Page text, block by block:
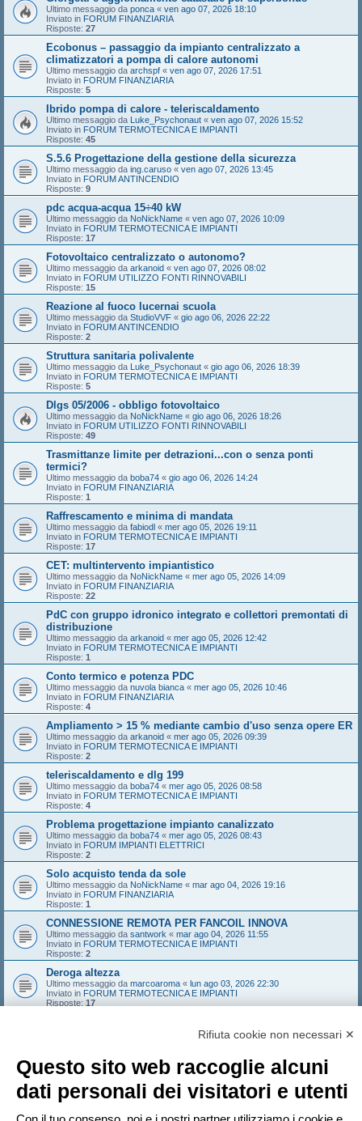
Ultimo messaggio da ponca « ven ago 07, 2026 18:10
Inviato in FORUM FINANZIARIA
Risposte: 27
Ecobonus – passaggio da impianto centralizzato a
climatizzatori a pompa di calore autonomi
Ultimo messaggio da archspf « ven ago 07, 2026 17:51
Inviato in FORUM FINANZIARIA
Risposte: 5
Ibrido pompa di calore - teleriscaldamento
Ultimo messaggio da Luke_Psychonaut « ven ago 07, 2026 15:52
Inviato in FORUM TERMOTECNICA E IMPIANTI
Risposte: 45
S.5.6 Progettazione della gestione della sicurezza
Ultimo messaggio da ing.caruso « ven ago 07, 2026 13:45
Inviato in FORUM ANTINCENDIO
Risposte: 9
pdc acqua-acqua 15÷40 kW
Ultimo messaggio da NoNickName « ven ago 07, 2026 10:09
Inviato in FORUM TERMOTECNICA E IMPIANTI
Risposte: 17
Fotovoltaico centralizzato o autonomo?
Ultimo messaggio da arkanoid « ven ago 07, 2026 08:02
Inviato in FORUM UTILIZZO FONTI RINNOVABILI
Risposte: 15
Reazione al fuoco lucernai scuola
Ultimo messaggio da StudioVVF « gio ago 06, 2026 22:22
Inviato in FORUM ANTINCENDIO
Risposte: 2
Struttura sanitaria polivalente
Ultimo messaggio da Luke_Psychonaut « gio ago 06, 2026 18:39
Inviato in FORUM TERMOTECNICA E IMPIANTI
Risposte: 5
Dlgs 05/2006 - obbligo fotovoltaico
Ultimo messaggio da NoNickName « gio ago 06, 2026 18:26
Inviato in FORUM UTILIZZO FONTI RINNOVABILI
Risposte: 49
Trasmittanze limite per detrazioni...con o senza ponti
termici?
Ultimo messaggio da boba74 « gio ago 06, 2026 14:24
Inviato in FORUM FINANZIARIA
Risposte: 1
Raffrescamento e minima di mandata
Ultimo messaggio da fabiodl « mer ago 05, 2026 19:11
Inviato in FORUM TERMOTECNICA E IMPIANTI
Risposte: 17
CET: multintervento impiantistico
Ultimo messaggio da NoNickName « mer ago 05, 2026 14:09
Inviato in FORUM FINANZIARIA
Risposte: 22
PdC con gruppo idronico integrato e collettori premontati di
distribuzione
Ultimo messaggio da arkanoid « mer ago 05, 2026 12:42
Inviato in FORUM TERMOTECNICA E IMPIANTI
Risposte: 1
Conto termico e potenza PDC
Ultimo messaggio da nuvola bianca « mer ago 05, 2026 10:46
Inviato in FORUM FINANZIARIA
Risposte: 4
Ampliamento > 15 % mediante cambio d'uso senza opere ER
Ultimo messaggio da arkanoid « mer ago 05, 2026 09:39
Inviato in FORUM TERMOTECNICA E IMPIANTI
Risposte: 2
teleriscaldamento e dlg 199
Ultimo messaggio da boba74 « mer ago 05, 2026 08:58
Inviato in FORUM TERMOTECNICA E IMPIANTI
Risposte: 4
Problema progettazione impianto canalizzato
Ultimo messaggio da boba74 « mer ago 05, 2026 08:43
Inviato in FORUM IMPIANTI ELETTRICI
Risposte: 2
Solo acquisto tenda da sole
Ultimo messaggio da NoNickName « mar ago 04, 2026 19:16
Inviato in FORUM FINANZIARIA
Risposte: 1
CONNESSIONE REMOTA PER FANCOIL INNOVA
Ultimo messaggio da santwork « mar ago 04, 2026 11:55
Inviato in FORUM TERMOTECNICA E IMPIANTI
Risposte: 2
Deroga altezza
Ultimo messaggio da marcoaroma « lun ago 03, 2026 22:30
Inviato in FORUM TERMOTECNICA E IMPIANTI
Risposte: 17
Risposte:
RISCHIO VITA A3: COME FARLO DIVENTARE A2?
Ultimo messaggio dammaarrccoo «lun ago 03, 2026 08:20
Inviato in
Risposte:
Rifiuta cookie non necessari ✕
Questo sito web raccoglie alcuni
dati personali dei visitatori e utenti